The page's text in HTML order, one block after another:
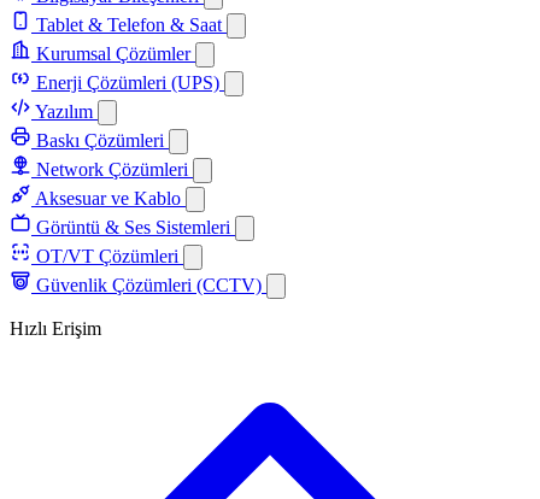
Tablet & Telefon & Saat
Kurumsal Çözümler
Enerji Çözümleri (UPS)
Yazılım
Baskı Çözümleri
Network Çözümleri
Aksesuar ve Kablo
Görüntü & Ses Sistemleri
OT/VT Çözümleri
Güvenlik Çözümleri (CCTV)
Hızlı Erişim